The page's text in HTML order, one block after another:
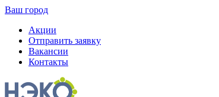
Ваш город
Акции
Отправить заявку
Вакансии
Контакты